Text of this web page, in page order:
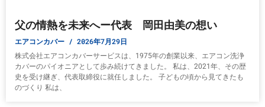
父の情熱を未来へー代表 岡田由美の想い
エアコンカバー 2026年7月29日
株式会社エアコンカバーサービスは、1975年の創業以来、エアコン洗浄
カバーのパイオニアとして歩み続けてきました。 私は、2021年、その歴
史を受け継ぎ、代表取締役に就任しました。 子どもの頃から見てきたも
のづくり 私は、